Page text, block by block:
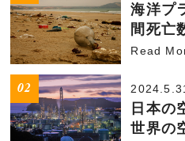
海洋プ
間死亡
Read
日本の
世界の